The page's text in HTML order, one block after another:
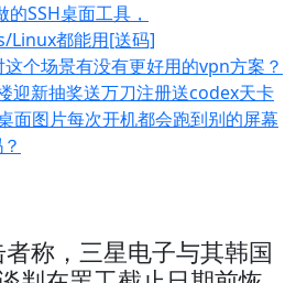
SSH桌面工具，
Linux都能用[送码]
个场景有没有更好用的vpn方案？
迎新抽奖送万刀注册送codex天卡
面图片每次开机都会跑到别的屏幕
称，三星电子与其韩国